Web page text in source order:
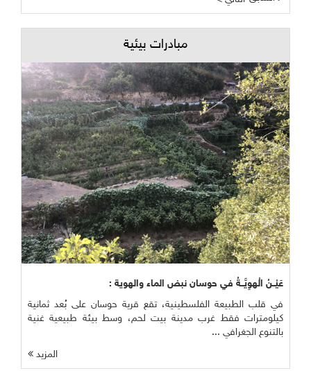
مبادرات بيئية
عَيْــنُ الْهوِيَّــةُ في حوسان نبض الماء والهوية :
في قلب الطبيعة الفلسطينية، تقع قرية حوسان على بُعد ثمانية
كيلومترات فقط غرب مدينة بيت لحم، وسط بيئة طبيعية غنية
بالتنوع الجغرافي ...
المزيد